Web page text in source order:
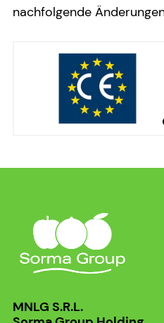
nachfolgende
MNLG S.R.L.